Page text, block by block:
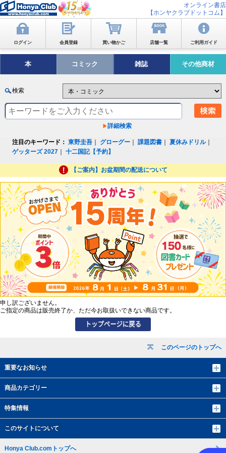
オンライン書店
【ホンヤクラブドットコム】
ログイン 会員登録 買い物かご 店舗一覧 ご利用ガイド
本 コミック 雑誌 その他商材
検索
詳細検索
注目のキーワード： 東野圭吾 グローグー ｜課題図書 ｜夏休みドリル｜
ゲッターズ 2027 ｜十二国記【予約】
【ご案内】お盆期間の配送について
このページのトップへ
重要なお知らせ
商品カテゴリー
特集情報
このサイトについて
申し訳ございません。
ご指定の商品は販売終了か、ただ今お取扱いできない商品です。
Honya Club.comトップへ